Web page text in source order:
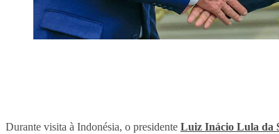
Durante visita à Indonésia, o presidente Luiz Inácio Lula da